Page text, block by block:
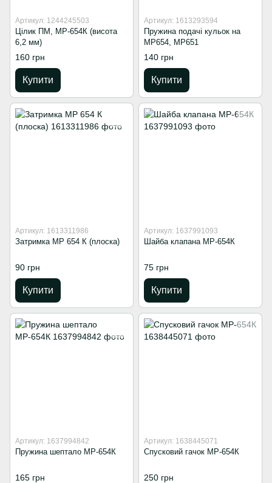
Артикул: 1244245503
Цілик ПМ, МР-654К (висота
6,2 мм)
160 грн
Купити
Артикул: 1613293594
Пружина подачі кульок на
МР654, МР651
140 грн
Купити
Артикул: 1613311986
Затримка MP 654 К (плоска)
90 грн
Купити
Артикул: 1637991093
Шайба клапана МР-654К
75 грн
Купити
Артикул: 1637994842
Пружина шептало МР-654К
165 грн
Артикул: 1638445071
Спусковий гачок МР-654К
250 грн